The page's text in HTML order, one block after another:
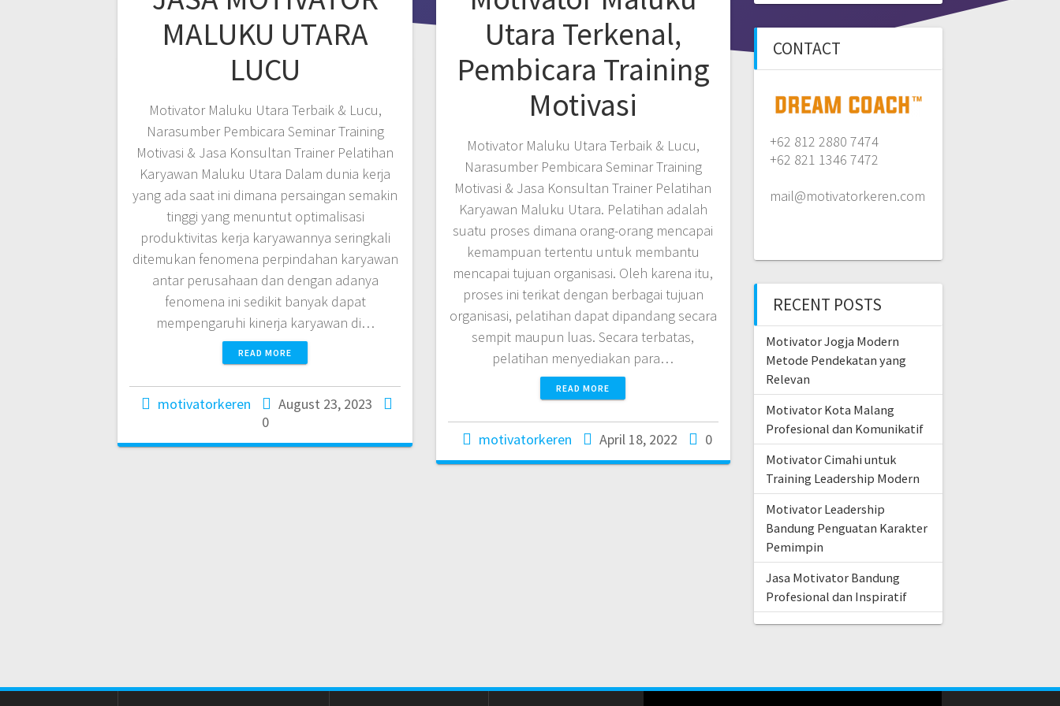
MALUKU UTARA
LUCU
Motivator Maluku Utara Terbaik & Lucu,
Narasumber Pembicara Seminar Training
Motivasi & Jasa Konsultan Trainer Pelatihan
Karyawan Maluku Utara Dalam dunia kerja
yang ada saat ini dimana persaingan semakin
tinggi yang menuntut optimalisasi
produktivitas kerja karyawannya seringkali
ditemukan fenomena perpindahan karyawan
antar perusahaan dan dengan adanya
fenomena ini sedikit banyak dapat
mempengaruhi kinerja karyawan di…
READ MORE
motivatorkeren
August 23, 2023
0
Utara Terkenal,
Pembicara Training
Motivasi
Motivator Maluku Utara Terbaik & Lucu,
Narasumber Pembicara Seminar Training
Motivasi & Jasa Konsultan Trainer Pelatihan
Karyawan Maluku Utara. Pelatihan adalah
suatu proses dimana orang-orang mencapai
kemampuan tertentu untuk membantu
mencapai tujuan organisasi. Oleh karena itu,
proses ini terikat dengan berbagai tujuan
organisasi, pelatihan dapat dipandang secara
sempit maupun luas. Secara terbatas,
pelatihan menyediakan para…
READ MORE
motivatorkeren April 18, 2022 0
CONTACT
+62 812 2880 7474
+62 821 1346 7472
mail@motivatorkeren.com
RECENT POSTS
Motivator Jogja Modern
Metode Pendekatan yang
Relevan
Motivator Kota Malang
Profesional dan Komunikatif
Motivator Cimahi untuk
Training Leadership Modern
Motivator Leadership
Bandung Penguatan Karakter
Pemimpin
Jasa Motivator Bandung
Profesional dan Inspiratif